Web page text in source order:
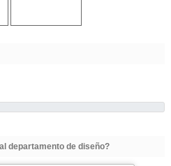
departamento de diseño?